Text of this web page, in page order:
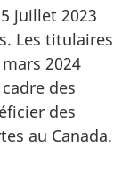
juillet 2023
Les titulaires
2024
des
des
au Canada.